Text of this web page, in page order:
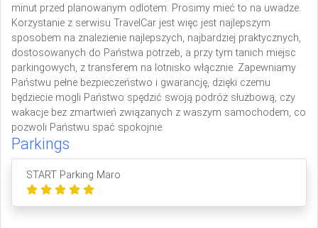
minut przed planowanym odlotem. Prosimy mieć to na uwadze.
Korzystanie z serwisu TravelCar jest więc jest najlepszym
sposobem na znalezienie najlepszych, najbardziej praktycznych,
dostosowanych do Państwa potrzeb, a przy tym tanich miejsc
parkingowych, z transferem na lotnisko włącznie. Zapewniamy
Państwu pełne bezpieczeństwo i gwarancję, dzięki czemu
będziecie mogli Państwo spędzić swoją podróż służbową, czy
wakacje bez zmartwień związanych z waszym samochodem, co
pozwoli Państwu spać spokojnie.
Parkings
START Parking Maro